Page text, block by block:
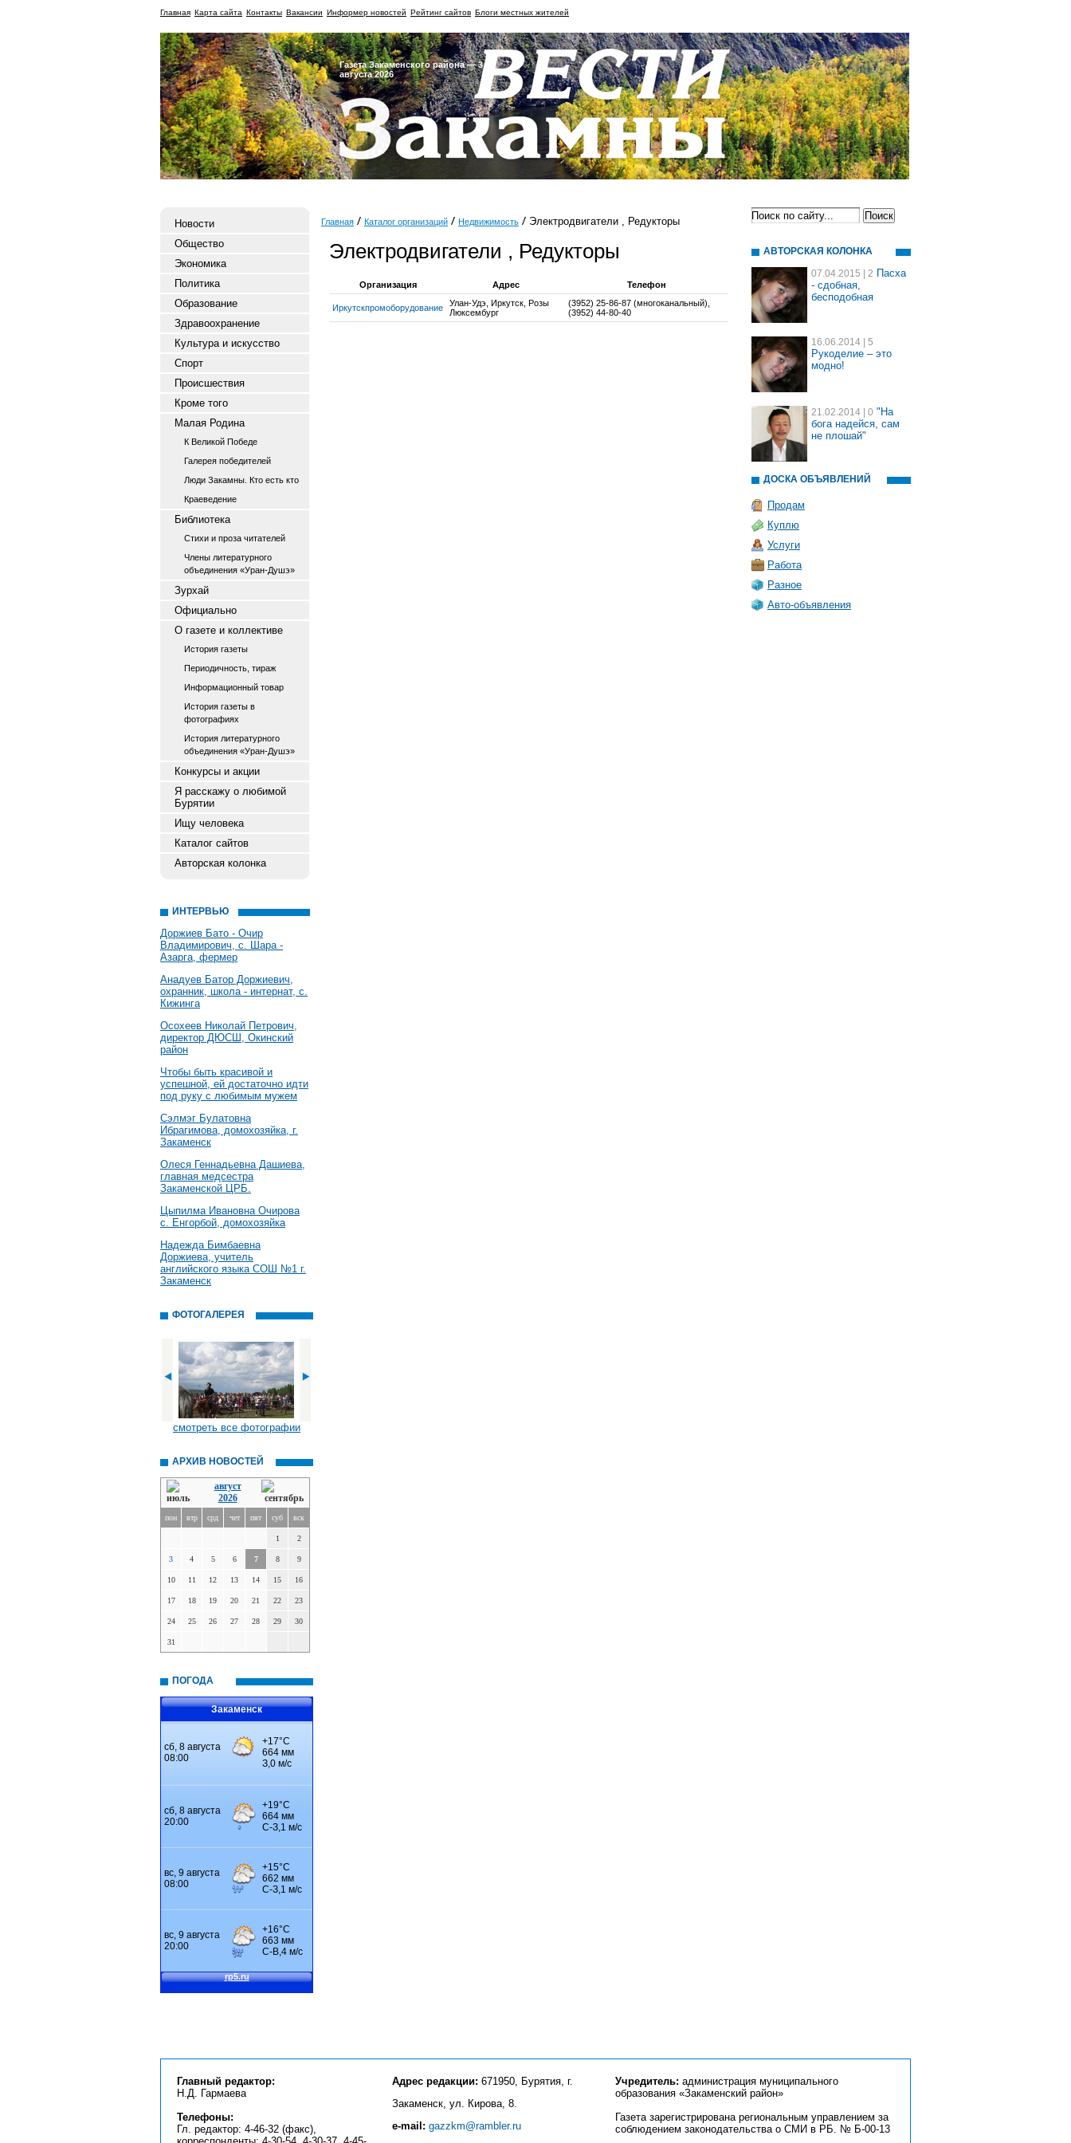
Главная Карта сайта Контакты Вакансии Информер новостей Рейтинг сайтов Блоги местных жителей
Газета Закаменского района — 3
августа 2026
Новости
Общество
Экономика
Политика
Образование
Здравоохранение
Культура и искусство
Спорт
Происшествия
Кроме того
Малая Родина
К Великой Победе
Галерея победителей
Люди Закамны. Кто есть кто
Краеведение
Библиотека
Стихи и проза читателей
Члены литературного
объединения «Уран-Душэ»
Зурхай
Официально
О газете и коллективе
История газеты
Периодичность, тираж
Информационный товар
История газеты в
фотографиях
История литературного
объединения «Уран-Душэ»
Конкурсы и акции
Я расскажу о любимой
Бурятии
Ищу человека
Каталог сайтов
Авторская колонка
ИНТЕРВЬЮ
Доржиев Бато - Очир
Владимирович, с. Шара -
Азарга, фермер
Анадуев Батор Доржиевич,
охранник, школа - интернат, с.
Кижинга
Осохеев Николай Петрович,
директор ДЮСШ, Окинский
район
Чтобы быть красивой и
успешной, ей достаточно идти
под руку с любимым мужем
Сэлмэг Булатовна
Ибрагимова, домохозяйка, г.
Закаменск
Олеся Геннадьевна Дашиева,
главная медсестра
Закаменской ЦРБ.
Цыпилма Ивановна Очирова
с. Енгорбой, домохозяйка
Надежда Бимбаевна
Доржиева, учитель
английского языка СОШ №1 г.
Закаменск
ФОТОГАЛЕРЕЯ
смотреть все фотографии
АРХИВ НОВОСТЕЙ
август
2026
пон втр срд чет пят суб вск
1 2
3 4 5 6 7 8 9
10 11 12 13 14 15 16
17 18 19 20 21 22 23
24 25 26 27 28 29 30
31
ПОГОДА
Закаменск
Главная Каталог организаций Недвижимость Электродвигатели , Редукторы
Электродвигатели , Редукторы
Организация Адрес Телефон
Иркутскпромоборудование
Улан-Удэ, Иркутск, Розы
Люксембург
(3952) 25-86-87 (многоканальный),
(3952) 44-80-40
АВТОРСКАЯ КОЛОНКА
07.04.2015 | 2 Пасха
- сдобная,
бесподобная
16.06.2014 | 5
Рукоделие – это
модно!
21.02.2014 | 0 "На
бога надейся, сам
не плошай"
ДОСКА ОБЪЯВЛЕНИЙ
Продам
Куплю
Услуги
Работа
Разное
Авто-объявления
Главный редактор:
Н.Д. Гармаева
Телефоны:
Гл. редактор: 4-46-32 (факс),
Адрес редакции: 671950, Бурятия, г.
Закаменск, ул. Кирова, 8.
e-mail: gazzkm@rambler.ru
Учредитель: администрация муниципального
образования «Закаменский район»
Газета зарегистрирована региональным управлением за
соблюдением законодательства о СМИ в РБ. № Б-00-13